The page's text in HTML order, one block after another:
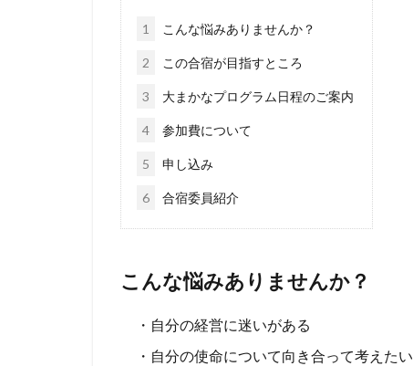
1 こんな悩みありませんか？
2 この合宿が目指すところ
3 大まかなプログラム日程のご案内
4 参加費について
5 申し込み
6 合宿委員紹介
こんな悩みありませんか？
・自分の経営に迷いがある
・自分の使命について向き合って考えたい